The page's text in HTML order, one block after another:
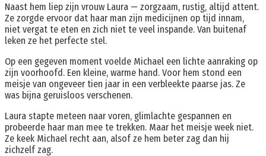
Naast hem liep zijn vrouw Laura — zorgzaam, rustig, altijd attent.
Ze zorgde ervoor dat haar man zijn medicijnen op tijd innam,
niet vergat te eten en zich niet te veel inspande. Van buitenaf
leken ze het perfecte stel.
Op een gegeven moment voelde Michael een lichte aanraking op
zijn voorhoofd. Een kleine, warme hand. Voor hem stond een
meisje van ongeveer tien jaar in een verbleekte paarse jas. Ze
was bijna geruisloos verschenen.
Laura stapte meteen naar voren, glimlachte gespannen en
probeerde haar man mee te trekken. Maar het meisje week niet.
Ze keek Michael recht aan, alsof ze hem beter zag dan hij
zichzelf zag.